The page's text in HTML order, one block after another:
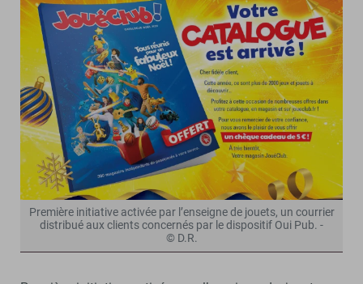
Première initiative activée par l’enseigne de jouets, un courrier
distribué aux clients concernés par le dispositif Oui Pub. -
© D.R.